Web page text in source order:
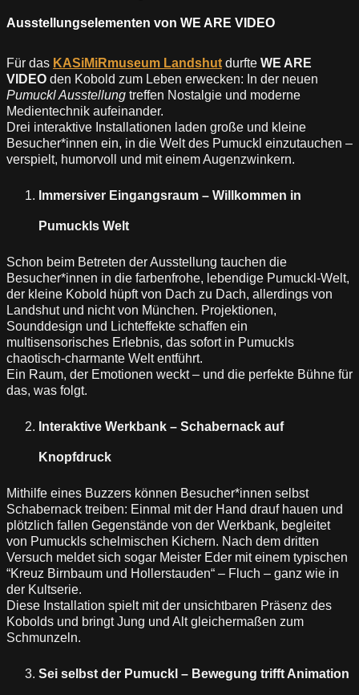
Ausstellungselementen von WE ARE VIDEO
Für das KASiMiRmuseum Landshut durfte WE ARE
VIDEO den Kobold zum Leben erwecken: In der neuen
Pumuckl Ausstellung treffen Nostalgie und moderne
Medientechnik aufeinander.
Drei interaktive Installationen laden große und kleine
Besucher*innen ein, in die Welt des Pumuckl einzutauchen –
verspielt, humorvoll und mit einem Augenzwinkern.
Immersiver Eingangsraum – Willkommen in
Pumuckls Welt
Schon beim Betreten der Ausstellung tauchen die
Besucher*innen in die farbenfrohe, lebendige Pumuckl-Welt,
der kleine Kobold hüpft von Dach zu Dach, allerdings von
Landshut und nicht von München. Projektionen,
Sounddesign und Lichteffekte schaffen ein
multisensorisches Erlebnis, das sofort in Pumuckls
chaotisch-charmante Welt entführt.
Ein Raum, der Emotionen weckt – und die perfekte Bühne für
das, was folgt.
Interaktive Werkbank – Schabernack auf
Knopfdruck
Mithilfe eines Buzzers können Besucher*innen selbst
Schabernack treiben: Einmal mit der Hand drauf hauen und
plötzlich fallen Gegenstände von der Werkbank, begleitet
von Pumuckls schelmischen Kichern. Nach dem dritten
Versuch meldet sich sogar Meister Eder mit einem typischen
“Kreuz Birnbaum und Hollerstauden“ – Fluch – ganz wie in
der Kultserie.
Diese Installation spielt mit der unsichtbaren Präsenz des
Kobolds und bringt Jung und Alt gleichermaßen zum
Schmunzeln.
Sei selbst der Pumuckl – Bewegung trifft Animation